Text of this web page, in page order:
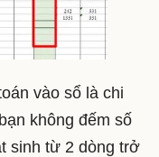
vào sổ là chi
không đếm số
sinh từ 2 dòng trở